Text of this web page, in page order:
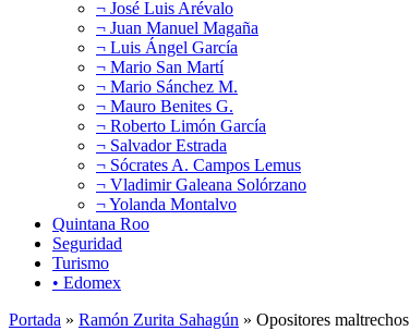
¬ José Luis Arévalo
¬ Juan Manuel Magaña
¬ Luis Ángel García
¬ Mario San Martí
¬ Mario Sánchez M.
¬ Mauro Benites G.
¬ Roberto Limón García
¬ Salvador Estrada
¬ Sócrates A. Campos Lemus
¬ Vladimir Galeana Solórzano
¬ Yolanda Montalvo
Quintana Roo
Seguridad
Turismo
• Edomex
Portada » Ramón Zurita Sahagún » Opositores maltrechos